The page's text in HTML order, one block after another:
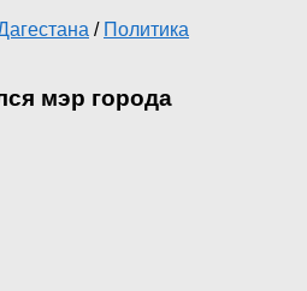
/ Политика
мэр города